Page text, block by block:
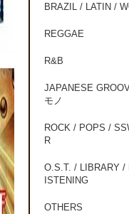
BRAZIL / LATIN /
REGGAE
R&B
JAPANESE
モノ
ROCK / POPS /
R
O.S.T. / LIBRARY /
ISTENING
OTHERS